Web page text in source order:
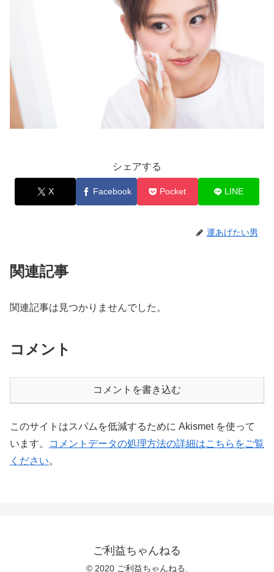
シェアする
X Facebook Pocket LINE
運あげたい男
関連記事
関連記事は見つかりませんでした。
コメント
コメントを書き込む
このサイトはスパムを低減するために Akismet を使って
います。
コメントデータの処理方法の詳細はこちらをご覧
ください。
ご利益ちゃんねる
© 2020 ご利益ちゃんねる.